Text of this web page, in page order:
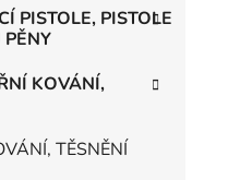
PISTOLE, PISTOLE
KOVÁNÍ,
TĚSNĚNÍ